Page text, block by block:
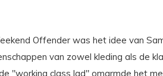
Offender was het idee van
van zowel kleding als de
class lad" omarmde het